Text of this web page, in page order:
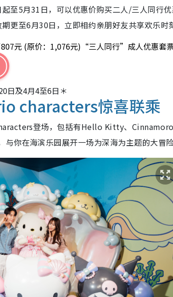
至5月31日，可以优惠价购买二人/三人同行
更至6月30日，立即相约亲朋好友共享欢乐时
元 (原价：1,076元) “三人同行”成人优惠套
日及4月4至6日＊
characters惊喜联乘
登场，包括有Hello Kitty、
你在海滨乐园展开一场为深海为主题的大冒险